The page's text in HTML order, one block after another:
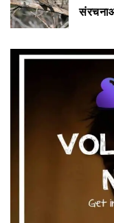
संरचनाओं